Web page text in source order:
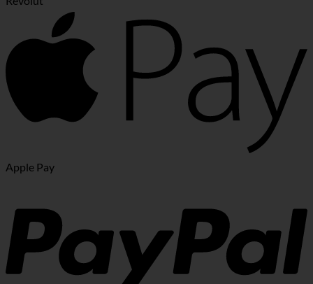
Apple Pay